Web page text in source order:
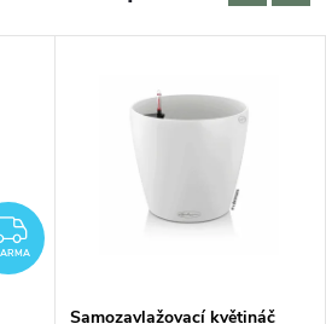
ZDARMA
Samozavlažovací květináč